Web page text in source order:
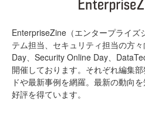
EnterpriseZine（エンタープライズ
テム担当、セキュリティ担当の方
Day、Security Online Day、
開催しております。それぞれ編集
ドや最新事例を網羅。最新の動向
好評を得ています。